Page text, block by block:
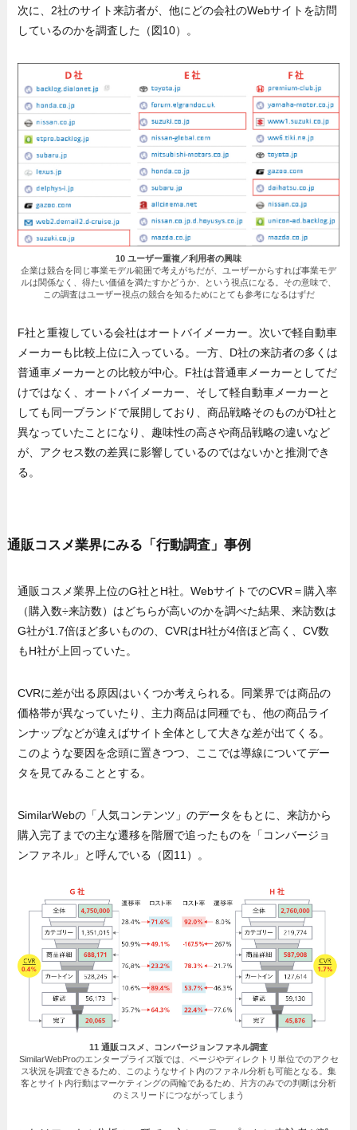
次に、2社のサイト来訪者が、他にどの会社のWebサイトを訪問
しているのかを調査した（図10）。
10 ユーザー重複／利用者の興味
企業は競合を同じ事業モデル範囲で考えがちだが、ユーザーからすれば事業モデ
ルは関係なく、得たい価値を満たすかどうか、という視点になる。その意味で、
この調査はユーザー視点の競合を知るためにとても参考になるはずだ
F社と重複している会社はオートバイメーカー。次いで軽自動車
メーカーも比較上位に入っている。一方、D社の来訪者の多くは
普通車メーカーとの比較が中心。F社は普通車メーカーとしてだ
けではなく、オートバイメーカー、そして軽自動車メーカーと
しても同一ブランドで展開しており、商品戦略そのものがD社と
異なっていたことになり、趣味性の高さや商品戦略の違いなど
が、アクセス数の差異に影響しているのではないかと推測でき
る。
通販コスメ業界にみる「行動調査」事例
通販コスメ業界上位のG社とH社。WebサイトでのCVR＝購入率
（購入数÷来訪数）はどちらが高いのかを調べた結果、来訪数は
G社が1.7倍ほど多いものの、CVRはH社が4倍ほど高く、CV数
もH社が上回っていた。
CVRに差が出る原因はいくつか考えられる。同業界では商品の
価格帯が異なっていたり、主力商品は同種でも、他の商品ライ
ンナップなどが違えばサイト全体として大きな差が出てくる。
このような要因を念頭に置きつつ、ここでは導線についてデー
タを見てみることとする。
SimilarWebの「人気コンテンツ」のデータをもとに、来訪から
購入完了までの主な遷移を階層で追ったものを「コンバージョ
ンファネル」と呼んでいる（図11）。
11 通販コスメ、コンバージョンファネル調査
SimilarWebProのエンタープライズ版では、ページやディレクトリ単位でのアクセ
ス状況を調査できるため、このようなサイト内のファネル分析も可能となる。集
客とサイト内行動はマーケティングの両輪であるため、片方のみでの判断は分析
のミスリードにつながってしまう